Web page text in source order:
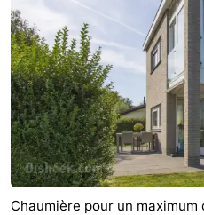
Chaumière pour un maximum